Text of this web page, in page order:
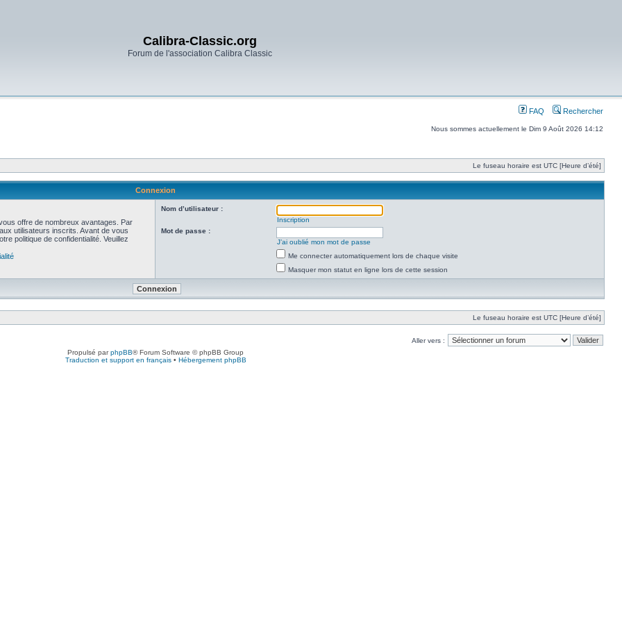
Calibra-Classic.org
Forum de l'association Calibra Classic
FAQ Rechercher
Nous sommes actuellement le Dim 9 Août 2026 14:12
Le fuseau horaire est UTC [Heure d’été]
Connexion
offre de nombreux avantages. Par
utilisateurs inscrits. Avant de vous
politique de confidentialité. Veuillez
Nom d’utilisateur :
Inscription
Mot de passe :
J’ai oublié mon mot de passe
Me connecter automatiquement lors de chaque visite
Masquer mon statut en ligne lors de cette session
Le fuseau horaire est UTC [Heure d’été]
Aller vers :
Propulsé parphpBB® Forum Software © phpBB Group
Traduction et support en français• Hébergement phpBB